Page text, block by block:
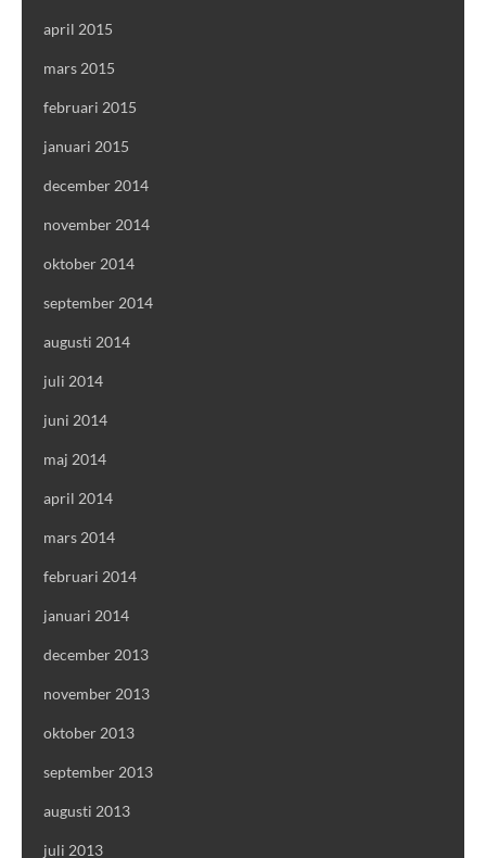
april 2015
mars 2015
februari 2015
januari 2015
december 2014
november 2014
oktober 2014
september 2014
augusti 2014
juli 2014
juni 2014
maj 2014
april 2014
mars 2014
februari 2014
januari 2014
december 2013
november 2013
oktober 2013
september 2013
augusti 2013
juli 2013